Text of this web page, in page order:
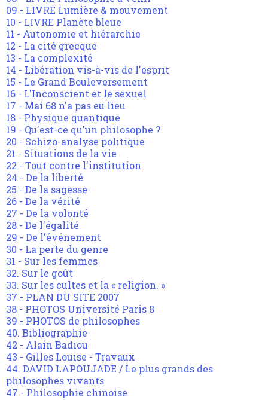
09 - LIVRE Lumière & mouvement
10 - LIVRE Planète bleue
11 - Autonomie et hiérarchie
12 - La cité grecque
13 - La complexité
14 - Libération vis-à-vis de l'esprit
15 - Le Grand Bouleversement
16 - L'Inconscient et le sexuel
17 - Mai 68 n'a pas eu lieu
18 - Physique quantique
19 - Qu'est-ce qu'un philosophe ?
20 - Schizo-analyse politique
21 - Situations de la vie
22 - Tout contre l'institution
24 - De la liberté
25 - De la sagesse
26 - De la vérité
27 - De la volonté
28 - De l'égalité
29 - De l'événement
30 - La perte du genre
31 - Sur les femmes
32. Sur le goût
33. Sur les cultes et la « religion. »
37 - PLAN DU SITE 2007
38 - PHOTOS Université Paris 8
39 - PHOTOS de philosophes
40. Bibliographie
42 - Alain Badiou
43 - Gilles Louise - Travaux
44. DAVID LAPOUJADE / Le plus grands des
philosophes vivants
47 - Philosophie chinoise